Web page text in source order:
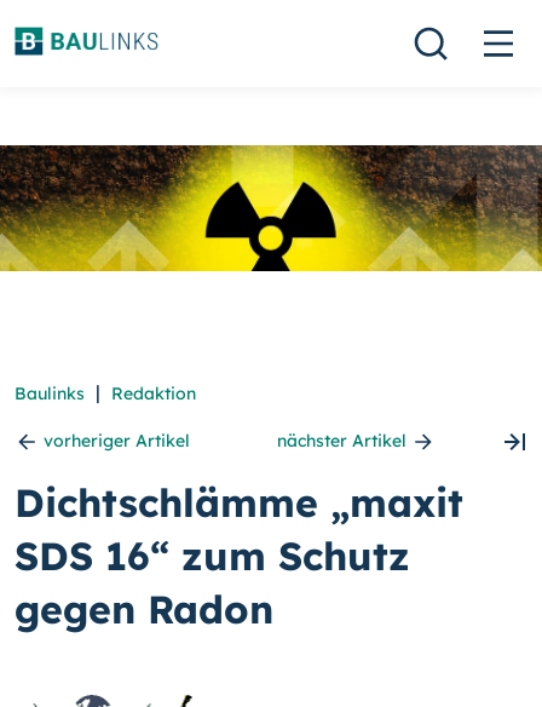
Baulinks | Redaktion
vorheriger Artikel nächster Artikel
Dichtschlämme „maxit
SDS 16“ zum Schutz
gegen Radon